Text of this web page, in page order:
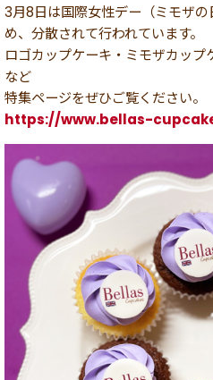
3月8日は国際女性デー（ミモザ
め、分散されて行われています。
ロゴカップケーキ・ミモザカッ
など
特集ページをぜひご覧ください。
https://www.bellas-